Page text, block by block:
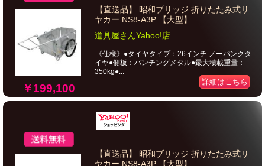
￥199,100
【直送品】 昭和ブリッジ 折りたたみ式リ
ヤカー NS8-A3P 【大型】...
道具屋さんYahoo!店
《仕様》●タイヤタイプ：26インチ ノーパンクタ
イヤ●側板：パンチングメタル●最大積載重量：
350kg●...
詳細はこちら
【直送品】 昭和ブリッジ 折りたたみ式リ
ヤカー NS8-A3P 【大型】...